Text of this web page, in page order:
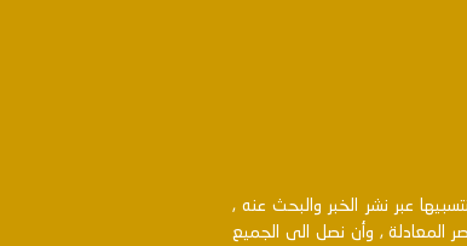
عبر نشر الخبر والبحث عنه ,
المعادلة , وأن نصل الى الجميع